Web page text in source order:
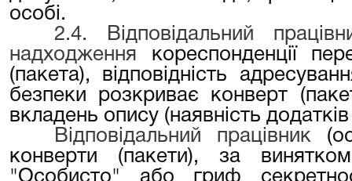
особі.
2.4. Відповідальний
надходження кореспонденції
(пакета), відповідність
безпеки розкриває конверт
вкладень опису (наявність
Відповідальний працівник
конверти (пакети), за
"Особисто" або гриф